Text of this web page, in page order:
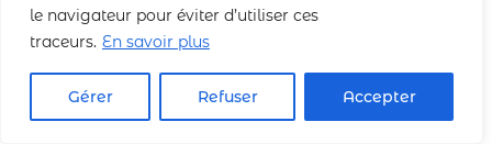
le navigateur pour éviter d’utiliser ces
traceurs. En savoir plus
Gérer Refuser Accepter